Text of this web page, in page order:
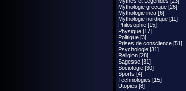
Mythologie grecque [26]
Mythologie inca [6]
Mythologie nordique [11]
Philosophie [15]
Physique [17]
Politique [3]
Prises de conscience [51]
Psychologie [31]
Religion [28]
Sagesse [31]
Sociologie [30]
Sports [4]
Technologies [15]
Utopies [8]